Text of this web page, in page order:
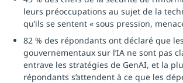
leurs préoccupations au sujet de la
qu’ils se sentent « sous pression,
82 % des répondants ont déclaré que
gouvernementaux sur l’IA ne sont pas
entrave les stratégies de GenAI, et la
répondants s’attendent à ce que les